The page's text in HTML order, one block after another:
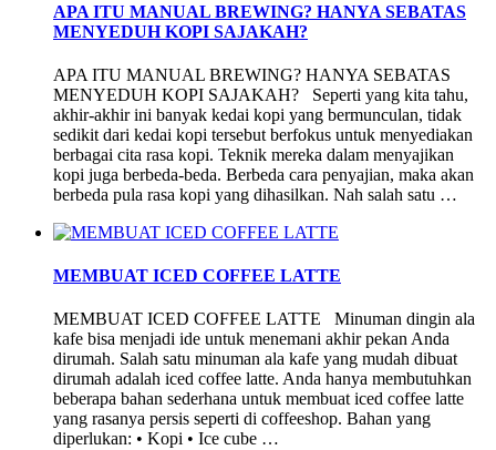
APA ITU MANUAL BREWING? HANYA SEBATAS
MENYEDUH KOPI SAJAKAH?
APA ITU MANUAL BREWING? HANYA SEBATAS
MENYEDUH KOPI SAJAKAH? Seperti yang kita tahu,
akhir-akhir ini banyak kedai kopi yang bermunculan, tidak
sedikit dari kedai kopi tersebut berfokus untuk menyediakan
berbagai cita rasa kopi. Teknik mereka dalam menyajikan
kopi juga berbeda-beda. Berbeda cara penyajian, maka akan
berbeda pula rasa kopi yang dihasilkan. Nah salah satu …
MEMBUAT ICED COFFEE LATTE
MEMBUAT ICED COFFEE LATTE Minuman dingin ala
kafe bisa menjadi ide untuk menemani akhir pekan Anda
dirumah. Salah satu minuman ala kafe yang mudah dibuat
dirumah adalah iced coffee latte. Anda hanya membutuhkan
beberapa bahan sederhana untuk membuat iced coffee latte
yang rasanya persis seperti di coffeeshop. Bahan yang
diperlukan: • Kopi • Ice cube …